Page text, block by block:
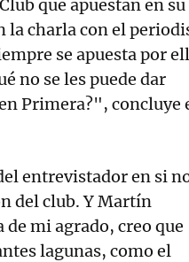
que apuestan en su
charla con el
se apuesta por
no se les puede dar
Primera?", concluye
entrevistador en si
del club. Y Martín
mi agrado, creo que
lagunas, como el